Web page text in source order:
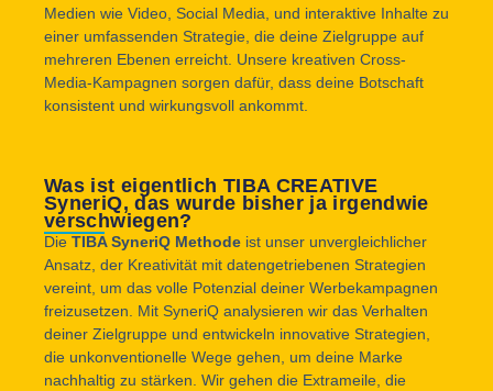
Medien wie Video, Social Media, und interaktive Inhalte zu
einer umfassenden Strategie, die deine Zielgruppe auf
mehreren Ebenen erreicht. Unsere kreativen Cross-
Media-Kampagnen sorgen dafür, dass deine Botschaft
konsistent und wirkungsvoll ankommt.
Was ist eigentlich TIBA CREATIVE
SyneriQ, das wurde bisher ja irgendwie
verschwiegen?
Die TIBA SyneriQ Methode ist unser unvergleichlicher
Ansatz, der Kreativität mit datengetriebenen Strategien
vereint, um das volle Potenzial deiner Werbekampagnen
freizusetzen. Mit SyneriQ analysieren wir das Verhalten
deiner Zielgruppe und entwickeln innovative Strategien,
die unkonventionelle Wege gehen, um deine Marke
nachhaltig zu stärken. Wir gehen die Extrameile, die